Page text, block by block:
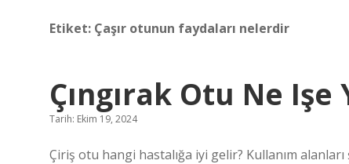
Etiket: Çaşır otunun faydaları nelerdir
Çıngırak Otu Ne Işe
Tarih: Ekim 19, 2024
Çiriş otu hangi hastalığa iyi gelir? Kullanım